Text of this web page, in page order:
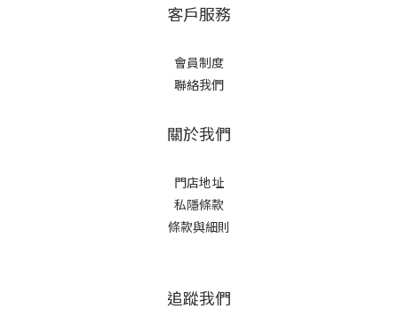
客戶服務
會員制度
聯絡我們
關於我們
門店地址
私隱條款
條款與細則
追蹤我們